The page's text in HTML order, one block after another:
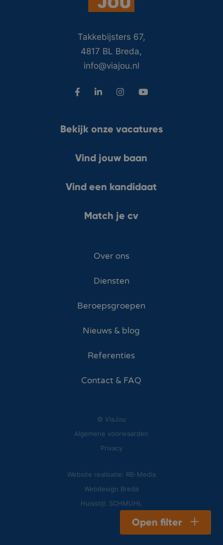
Open filter
Takkebijsters 67,
4817 BL Breda,
info@viajou.nl
Bekijk onze vacatures
Vind jouw baan
Vind een kandidaat
Match je cv
Over ons
Diensten
Beroepsgroepen
Nieuws & blog
Referenties
Contact & FAQ
© ViaJou
Algemene voorwaarden
Privacy
Website realisatie: RB-Media
Webdesign Breda
Huisstijl: SCHMUHL